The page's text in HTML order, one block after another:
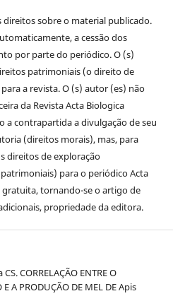
sobre o material publicado.
a cessão dos
por parte do periódico. O (s)
patrimoniais (o direito de
a revista.O (s) autor (es) não
da Revista Acta Biologica
a contrapartida a divulgação de seu
(direitos morais), mas, para
direitos de exploração
para o periódico Acta
gratuita, tornando-se o artigo de
propriedade da editora.
CORRELAÇÃO ENTRE O
A PRODUÇÃO DE MEL DE Apis